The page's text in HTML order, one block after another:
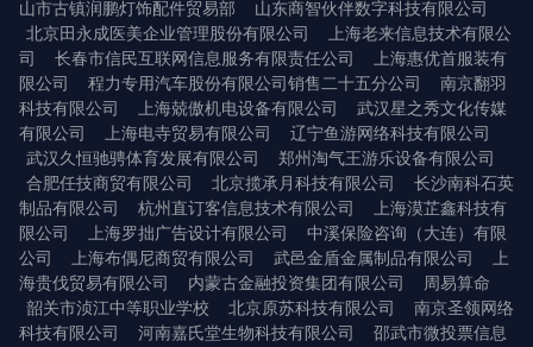
山市古镇润鹏灯饰配件贸易部
山东商智伙伴数字科技有限公司
北京田永成医美企业管理股份有限公司
上海老来信息技术有限公
司
长春市信民互联网信息服务有限责任公司
上海惠优首服装有
限公司
程力专用汽车股份有限公司销售二十五分公司
南京翻羽
科技有限公司
上海兢傲机电设备有限公司
武汉星之秀文化传媒
有限公司
上海电寺贸易有限公司
辽宁鱼游网络科技有限公司
武汉久恒驰骋体育发展有限公司
郑州淘气王游乐设备有限公司
合肥任技商贸有限公司
北京揽承月科技有限公司
长沙南科石英
制品有限公司
杭州直订客信息技术有限公司
上海漠芷鑫科技有
限公司
上海罗拙广告设计有限公司
中溪保险咨询（大连）有限
公司
上海布偶尼商贸有限公司 武邑金盾金属制品有限公司
上
海贵伐贸易有限公司
内蒙古金融投资集团有限公司
周易算命
韶关市浈江中等职业学校
北京原苏科技有限公司
南京圣领网络
科技有限公司
河南嘉氏堂生物科技有限公司
邵武市微投票信息